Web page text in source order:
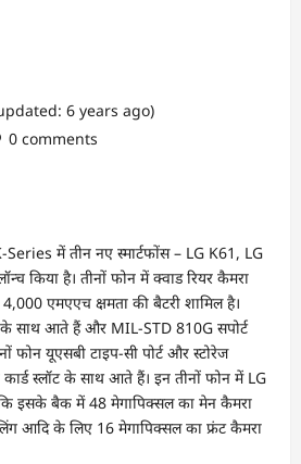
6 years ago)
0 comments
में तीन नए स्मार्टफोंस – LG K61, LG
किया है। तीनों फोन में क्वाड रियर कैमरा
एमएएच क्षमता की बैटरी शामिल है।
के साथ आते हैं और MIL-STD 810G सपोर्ट
फोन यूएसबी टाइप-सी पोर्ट और स्टोरेज
कार्ड स्लॉट के साथ आते हैं। इन तीनों फोन में LG
इसके बैक में 48 मेगापिक्सल का मेन कैमरा
आदि के लिए 16 मेगापिक्सल का फ्रंट कैमरा